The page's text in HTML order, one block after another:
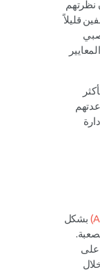
نظرتهم
قليلاً
بشكل
على